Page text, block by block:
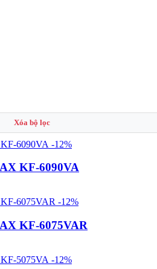
Xóa bộ lọc
-12%
KF-6090VA
-12%
KF-6075VAR
-12%